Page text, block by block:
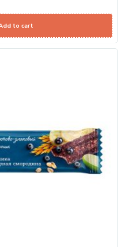
to cart